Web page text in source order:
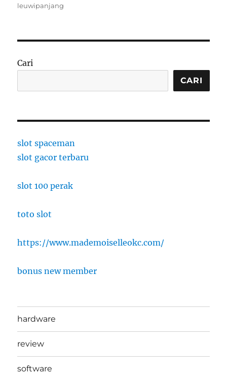
on
leuwipanjang
Cari
CARI
slot spaceman
slot gacor terbaru
slot 100 perak
toto slot
https://www.mademoiselleokc.com/
bonus new member
hardware
review
software